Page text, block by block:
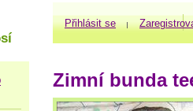
Přihlásit se
Zimní bunda